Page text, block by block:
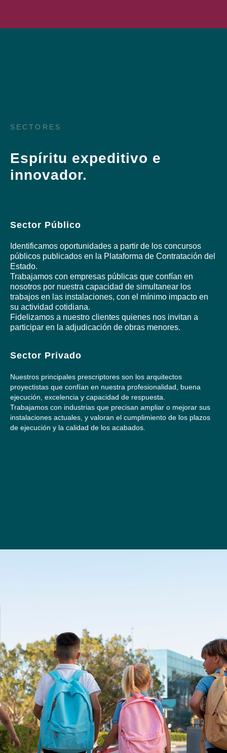
SECTORES
Espíritu expeditivo e
innovador.
Sector Público
Identificamos oportunidades a partir de los concursos
públicos publicados en la Plataforma de Contratación del
Estado.
Trabajamos con empresas públicas que confían en
nosotros por nuestra capacidad de simultanear los
trabajos en las instalaciones, con el mínimo impacto en
su actividad cotidiana.
Fidelizamos a nuestro clientes quienes nos invitan a
participar en la adjudicación de obras menores.
Sector Privado
Nuestros principales prescriptores son los arquitectos
proyectistas que confían en nuestra profesionalidad, buena
ejecución, excelencia y capacidad de respuesta.
Trabajamos con industrias que precisan ampliar o mejorar sus
instalaciones actuales, y valoran el cumplimiento de los plazos
de ejecución y la calidad de los acabados.